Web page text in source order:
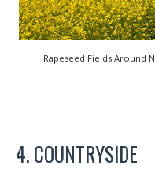
Rapeseed Fields Around
4. COUNTRYSIDE